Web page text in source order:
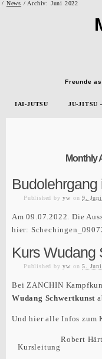
/ News / Archiv: Juni 2022
Freunde
IAI-JUTSU JU-JITSU
Monthly
Published by yw on 9.
Am 09.07.2022. Die
hier:
Kurs Wudang
Published by yw on 5.
Bei ZANCHIN
Wudang Schwertkunst
Und hier alle Infos zum
Kursleitung
Robert